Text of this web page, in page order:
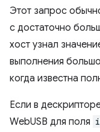
Этот запрос
с достаточно
хост узнал
выполнения
когда известна
Если в
WebUSB для поля